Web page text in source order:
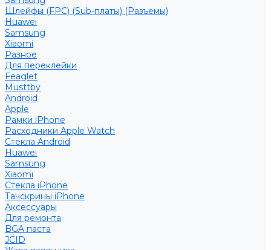
Шлейфы (FPC) (Sub-платы) (Разъемы)
Huawei
Samsung
Xiaomi
Разное
Для переклейки
Feaglet
Musttby
Android
Apple
Рамки iPhone
Расходники Apple Watch
Стекла Android
Huawei
Samsung
Xiaomi
Стекла iPhone
Тачскрины iPhone
Аксессуары
Для ремонта
BGA паста
JCID